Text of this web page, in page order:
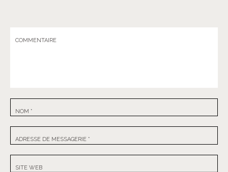
COMMENTAIRE
NOM *
ADRESSE DE MESSAGERIE *
SITE WEB